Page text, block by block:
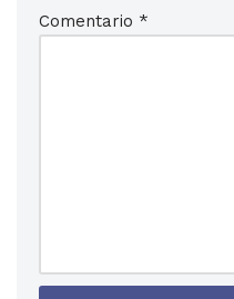
Comentario *